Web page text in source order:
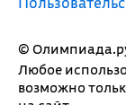
©
Любое
возможно